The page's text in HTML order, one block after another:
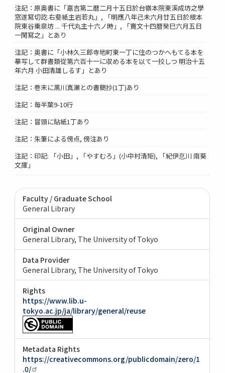
注記：原奥書に「嘉吉第二暦二月十五日於台嶺本院東溪成坊之學
窓遂冩切訖 右斐紙主岩若丸」, 「明應八年己未六月廿五日於根本
院東谷乗泉坊 ... 千代丸主十六ノ時」, 「寛文十四暦癸巳六月五日
一閑冩之」とあり
注記：奥書に「小林久三郎寺地町東一丁に住のつかへもてる本を
摹写して群書類從第六百十一に収める本を以て一挍しつ 明治十五
年六月 小田清雄しるす」とあり
注記：巻末に黒川真瀬との書簡抄(1丁)あり
注記：毎半葉9-10行
注記：冒頭に貼紙1丁あり
注記：朱筆による傍点, 傍注あり
注記：印記: 「小田」, 「やすむろ」(小中村清矩), 「紀伊恴川 南葵
文庫」
Faculty / Graduate School
General Library
Original Owner
General Library, The University of Tokyo
Data Provider
General Library, The University of Tokyo
Rights
https://www.lib.u-
tokyo.ac.jp/ja/library/general/reuse
Metadata Rights
https://creativecommons.org/publicdomain/zero/1
.0/